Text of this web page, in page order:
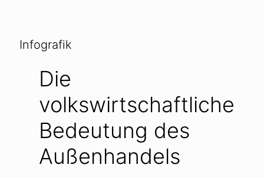
Infografik
Die
volkswirtschaftliche
Bedeutung des
Außenhandels